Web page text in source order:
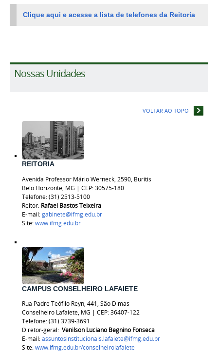
Clique aqui e acesse a lista de telefones da Reitoria
Nossas Unidades
VOLTAR AO TOPO
REITORIA
Avenida Professor Mário Werneck, 2590, Buritis
Belo Horizonte, MG | CEP: 30575-180
Telefone: (31) 2513-5100
Reitor: Rafael BastosTeixeira
E-mail:gabinete@ifmg.edu.br
Site:www.ifmg.edu.br
CAMPUS CONSELHEIRO LAFAIETE
Rua Padre Teófilo Reyn, 441, São Dimas
Conselheiro Lafaiete, MG | CEP: 36407-122
Telefone:(31) 3739-3691
Diretor-geral: Venilson Luciano Begnino Fonseca
E-mail:assuntosinstitucionais.lafaiete@ifmg.edu.br
Site:www.ifmg.edu.br/conselheirolafaiete